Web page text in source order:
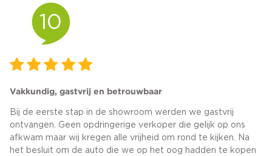
10
Vakkundig, gastvrij en betrouwbaar
Bij de eerste stap in de showroom werden we gastvrij
ontvangen. Geen opdringerige verkoper die gelijk op ons
afkwam maar wij kregen alle vrijheid om rond te kijken. Na
het besluit om de auto die we op het oog hadden te kopen